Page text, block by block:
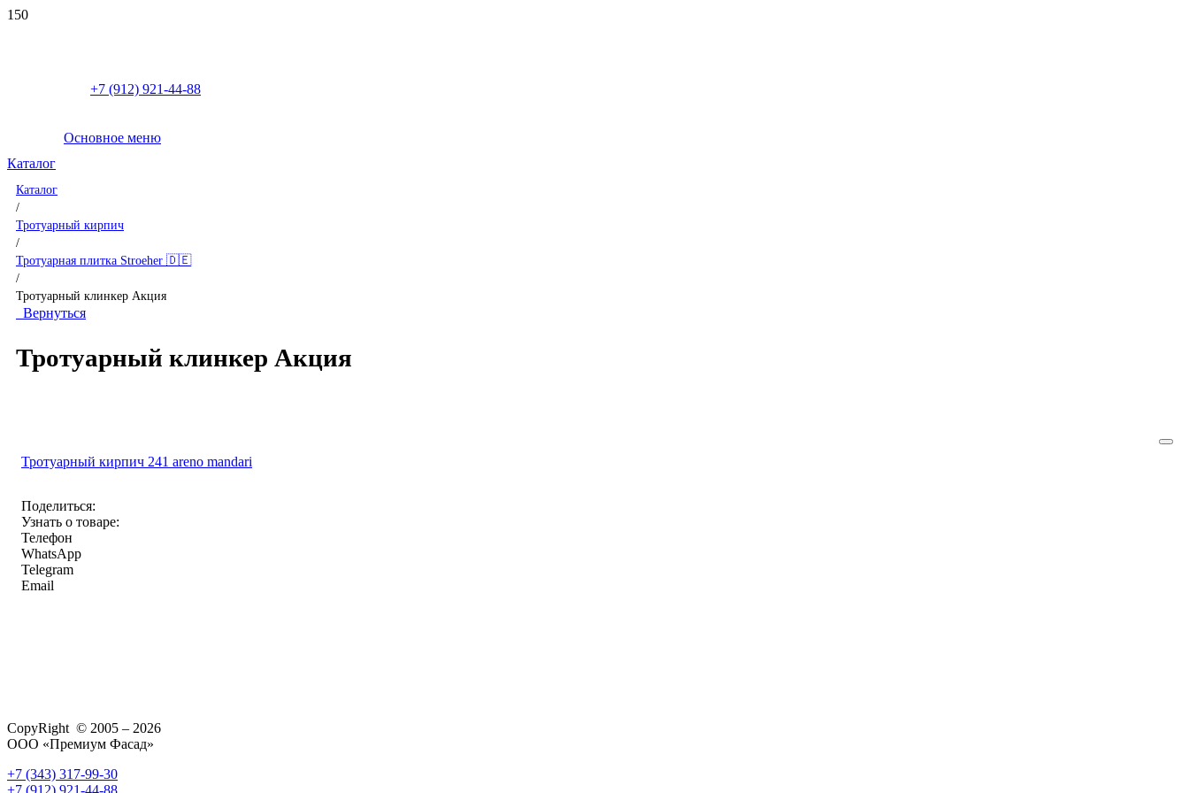
+7 (912) 921-44-88
Основное меню
Каталог
Каталог
/
Тротуарный кирпич
/
Тротуарная плитка Stroeher 🇩🇪
/
Тротуарный клинкер Акция
Вернуться
Тротуарный клинкер Акция
Тротуарный кирпич 241 areno mandari
Поделиться:
Узнать о товаре:
Телефон
WhatsApp
Telegram
Email
CopyRight © 2005 – 2026
ООО «Премиум Фасад»
+7 (343) 317-99-30
+7 (912) 921-44-88